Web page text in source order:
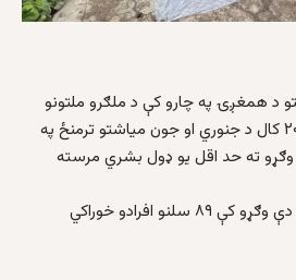
د همغږۍ په چارو کې د ملګرو ملتونو
دفتر (اوچا) وايي، چې د ۲۰۲۴ کال د جنوري او جون میاشتو ترمنځ په
۱۲.۱ میلیونه وګړو ته حد اقل یو ډول بشري مرسته
د اوچا له راپور سره سم، په دې وګړو کې ۸۹ سلنو افرادو خوراکي